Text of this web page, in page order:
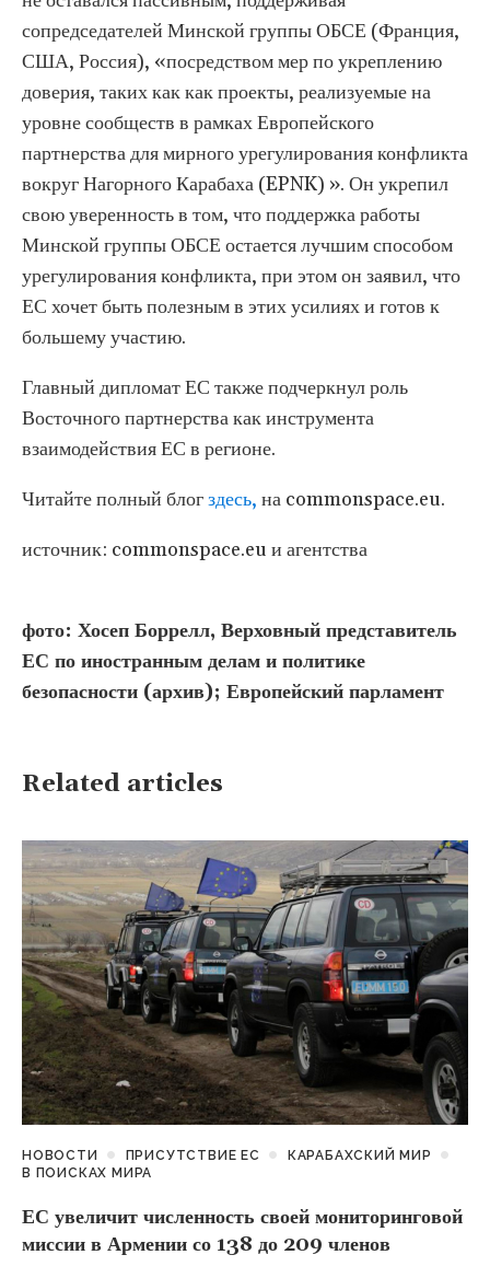
сопредседателей Минской группы ОБСЕ (Франция,
США, Россия), «посредством мер по укреплению
доверия, таких как как проекты, реализуемые на
уровне сообществ в рамках Европейского
партнерства для мирного урегулирования конфликта
вокруг Нагорного Карабаха (EPNK) ». Он укрепил
свою уверенность в том, что поддержка работы
Минской группы ОБСЕ остается лучшим способом
урегулирования конфликта, при этом он заявил, что
ЕС хочет быть полезным в этих усилиях и готов к
большему участию.
Главный дипломат ЕС также подчеркнул роль
Восточного партнерства как инструмента
взаимодействия ЕС в регионе.
Читайте полный блогздесь, на commonspace.eu.
источник: commonspace.eu и агентства
фото: Хосеп Боррелл, Верховный представитель
ЕС по иностранным делам и политике
безопасности (архив); Европейский парламент
Related articles
НОВОСТИ ПРИСУТСТВИЕ ЕС
КАРАБАХСКИЙ МИР
В ПОИСКАХ МИРА
ЕС увеличит численность своей мониторинговой
миссии в Армении со 138 до 209 членов